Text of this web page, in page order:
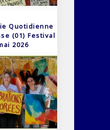
Quotidienne
(01) Festival
2026